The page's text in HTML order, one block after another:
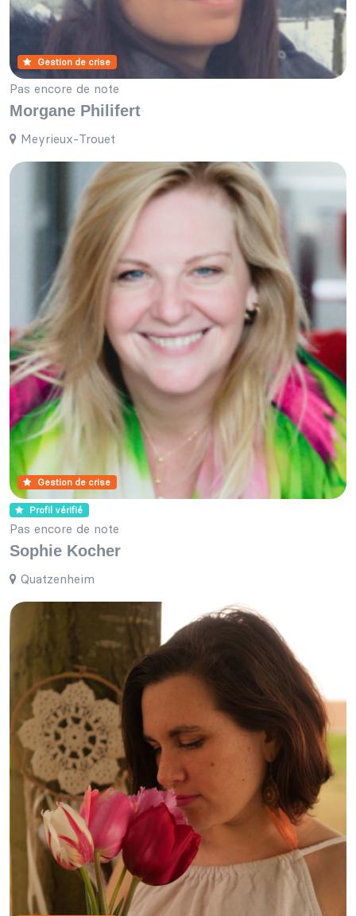
Gestion de crise
Pas encore de note
Morgane Philifert
Meyrieux-Trouet
Gestion de crise
Profil vérifié
Pas encore de note
Sophie Kocher
Quatzenheim